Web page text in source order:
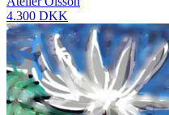
4.300 DKK